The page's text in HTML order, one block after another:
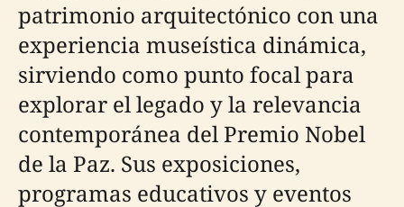
patrimonio arquitectónico con una
experiencia museística dinámica,
sirviendo como punto focal para
explorar el legado y la relevancia
contemporánea del Premio Nobel
de la Paz. Sus exposiciones,
programas educativos y eventos